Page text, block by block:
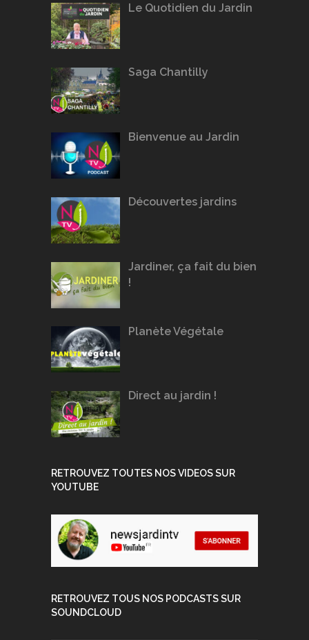
Le Quotidien du Jardin
Saga Chantilly
Bienvenue au Jardin
Découvertes jardins
Jardiner, ça fait du bien
!
Planète Végétale
Direct au jardin !
RETROUVEZ TOUTES NOS VIDEOS SUR
YOUTUBE
RETROUVEZ TOUS NOS PODCASTS SUR
SOUNDCLOUD